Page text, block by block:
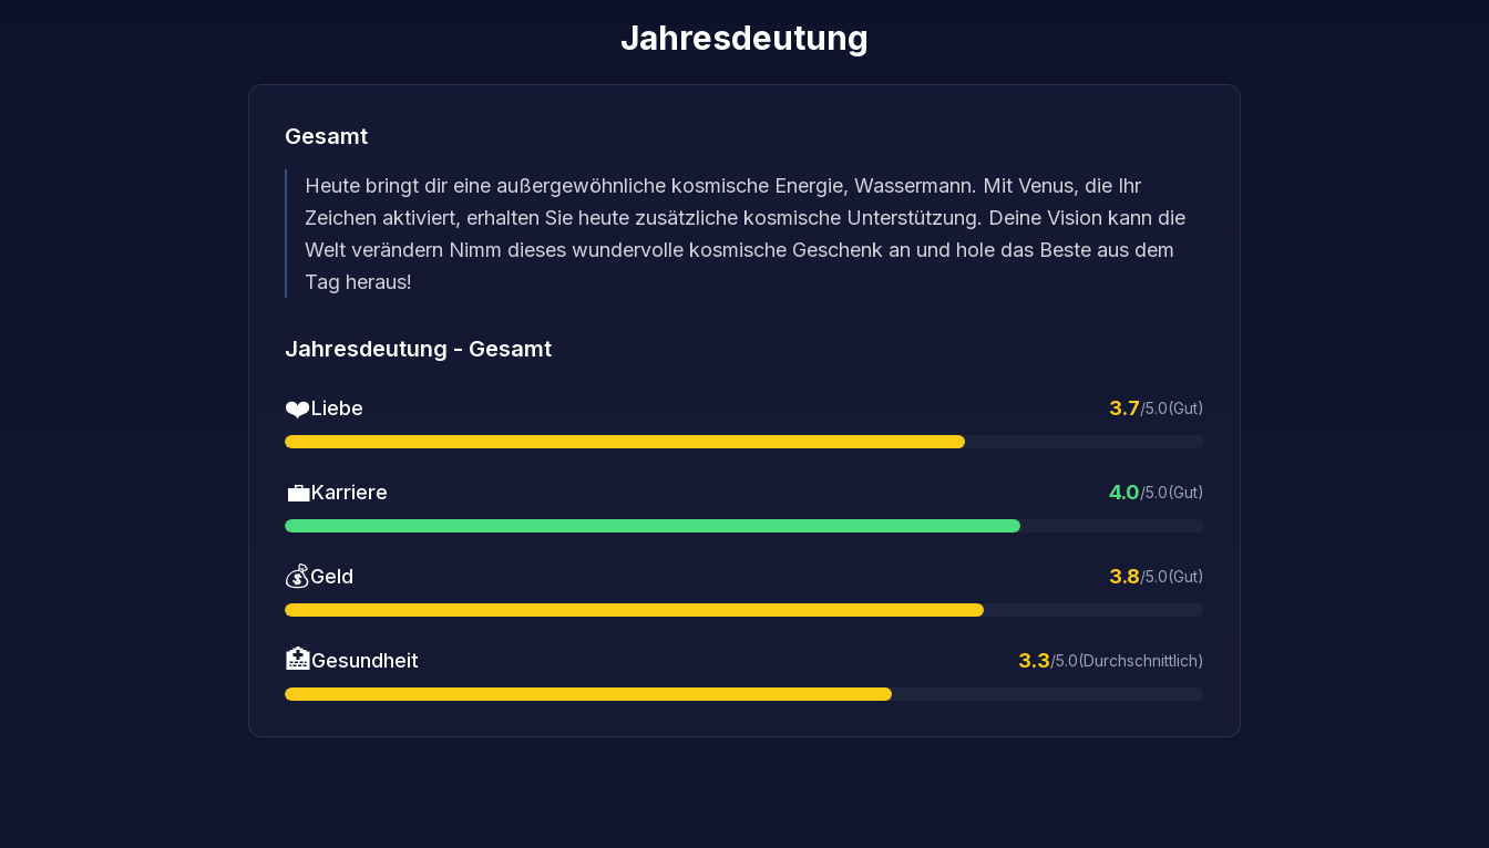
Jahresdeutung
Gesamt
Heute bringt dir eine außergewöhnliche kosmische Energie, Wassermann. Mit Venus, die Ihr
Zeichen aktiviert, erhalten Sie heute zusätzliche kosmische Unterstützung. Deine Vision kann die
Welt verändern Nimm dieses wundervolle kosmische Geschenk an und hole das Beste aus dem
Tag heraus!
Jahresdeutung - Gesamt
❤️Liebe 3.7/5.0(Gut)
💼Karriere 4.0/5.0(Gut)
💰Geld 3.8/5.0(Gut)
🏥Gesundheit 3.3/5.0(Durchschnittlich)